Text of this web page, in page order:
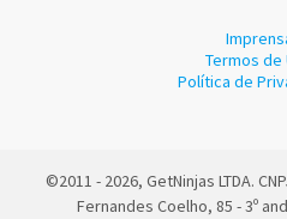
Termos de
Política de
©2011 - 2026, GetNinjas LTDA.
Fernandes Coelho, 85 - 3º